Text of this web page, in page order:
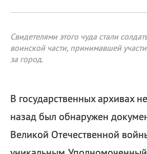
Свидетелями этого чуда стали
воинской части, принимавшей
за город.
В государственных архивах
назад был обнаружен
Великой Отечественной